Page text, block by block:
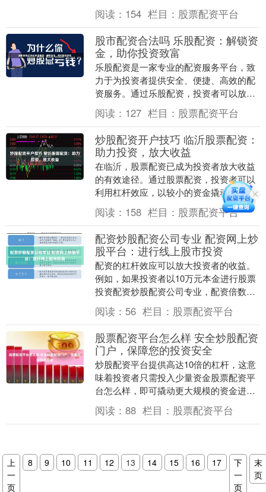
在线股票配资网，了解不同平台的收费标
准至关重要。 通....
阅读： 154 栏目： 股票配资平台
股市配资合法吗 乐股配资：解锁资
金，助你投资致富
乐股配资是一家专业的配资服务平台，致
力于为投资者提供安全、便捷、高效的配
资服务。通过乐股配资，投资者可以放大
资金杠杆，从而获得更高的投资收益。 温
州期货配资市场....
阅读： 127 栏目： 股票配资平台
炒股配资开户技巧 临沂股票配资：
助力投资，放大收益
在临沂，股票配资已成为投资者放大收益
的有效途径。通过股票配资，投资者可以
利用杠杆效应，以较小的资金撬动更大的
投资额，从而获得更高的潜在收益。 * **
放大收益：....
阅读： 158 栏目： 股票配资平台
配资炒股配资公司专业 配资网上炒
股平台：进行线上股市投资
配资的杠杆效应可以放大投资者的收益。
例如，如果投资者以10万元本金进行股票
投资配资炒股配资公司专业，配资倍数为3
倍，那么实际投入的资金将达到30万元。
如果股票上....
阅读： 56 栏目： 股票配资平台
股票配资平台怎么样 安全炒股配资
门户，保障您的投资安全
炒股配资平台提供高达10倍的杠杆，这意
味着投资者只需投入少量资金股票配资平
台怎么样，即可撬动更大规模的资金进行
交易。杠杆放大收益，让投资者有机会在
短时间内获得可....
阅读： 88 栏目： 股票配资平台
上
一
页
8 9 10 11 12 13 14 15 16 17
下
一
页
末
页